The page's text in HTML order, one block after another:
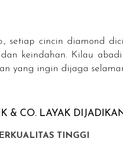
setiap cincin diamond
keindahan. Kilau
yang ingin dijaga
& CO. LAYAK
TINGGI